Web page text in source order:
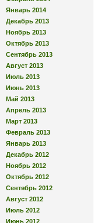
Январь 2014
Декабрь 2013
Ноябрь 2013
Октябрь 2013
Сентябрь 2013
Август 2013
Июль 2013
Июнь 2013
Май 2013
Апрель 2013
Март 2013
Февраль 2013
Январь 2013
Декабрь 2012
Ноябрь 2012
Октябрь 2012
Сентябрь 2012
Август 2012
Июль 2012
Июнь 2012